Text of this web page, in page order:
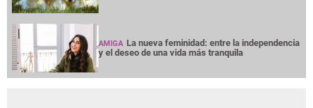
AMIGA La nueva feminidad: entre la independencia
y el deseo de una vida más tranquila